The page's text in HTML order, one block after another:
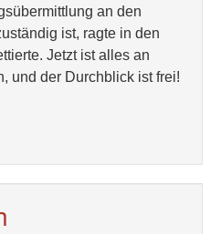
an den
ist, ragte in den
Jetzt ist alles an
und der Durchblick ist frei!